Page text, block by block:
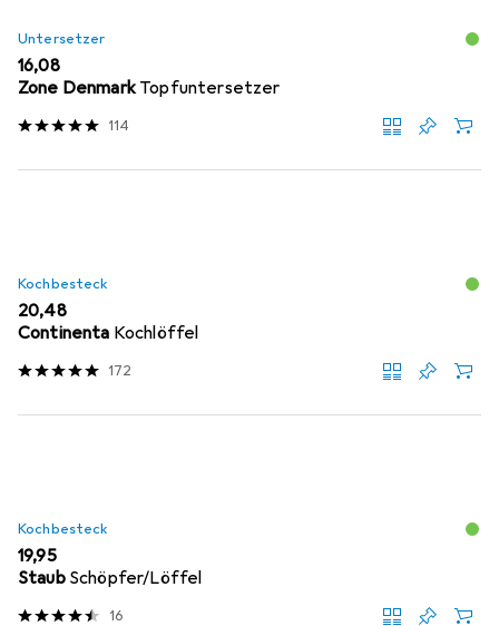
Untersetzer
EUR
16,08
Zone Denmark Topfuntersetzer
114
Kochbesteck
EUR
20,48
Continenta Kochlöffel
172
Kochbesteck
EUR
19,95
Staub Schöpfer/Löffel
16